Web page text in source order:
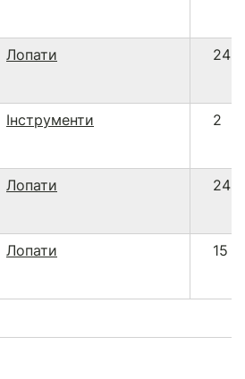
Лопати 24
Інструменти 2
Лопати 24
Лопати 15